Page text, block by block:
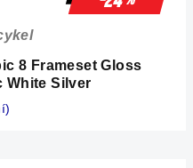
8 Frameset Gloss
White Silver